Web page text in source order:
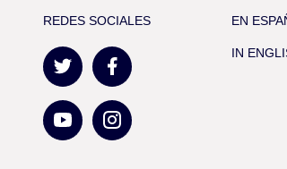
REDES SOCIALES EN
IN